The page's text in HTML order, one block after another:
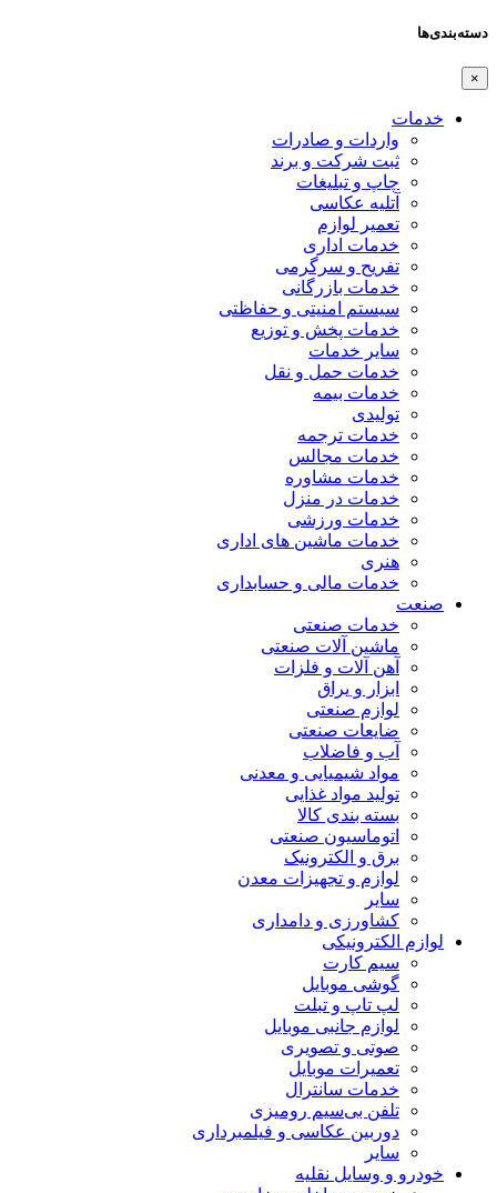
دسته‌بندی‌ها
×
خدمات
واردات و صادرات
ثبت شرکت و برند
چاپ و تبلیغات
آتلیه عکاسی
تعمیر لوازم
خدمات اداری
تفریح و سرگرمی
خدمات بازرگانی
سیستم امنیتی و حفاظتی
خدمات پخش و توزیع
سایر خدمات
خدمات حمل و نقل
خدمات بیمه
تولیدی
خدمات ترجمه
خدمات مجالس
خدمات مشاوره
خدمات در منزل
خدمات ورزشی
خدمات ماشین های اداری
هنری
خدمات مالی و حسابداری
صنعت
خدمات صنعتی
ماشین آلات صنعتی
آهن آلات و فلزات
ابزار و یراق
لوازم صنعتی
ضایعات صنعتی
آب و فاضلاب
مواد شیمیایی و معدنی
تولید مواد غذایی
بسته بندی کالا
اتوماسیون صنعتی
برق و الکترونیک
لوازم و تجهیزات معدن
سایر
کشاورزی و دامداری
لوازم الکترونیکی
سیم کارت
گوشی موبایل
لپ تاپ و تبلت
لوازم جانبی موبایل
صوتی و تصویری
تعمیرات موبایل
خدمات سانترال
تلفن بی‌سیم رومیزی
دوربین عکاسی و فیلمبرداری
سایر
خودرو و وسایل نقلیه